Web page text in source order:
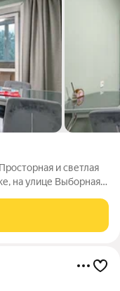
и светлая
на улице Выборная,